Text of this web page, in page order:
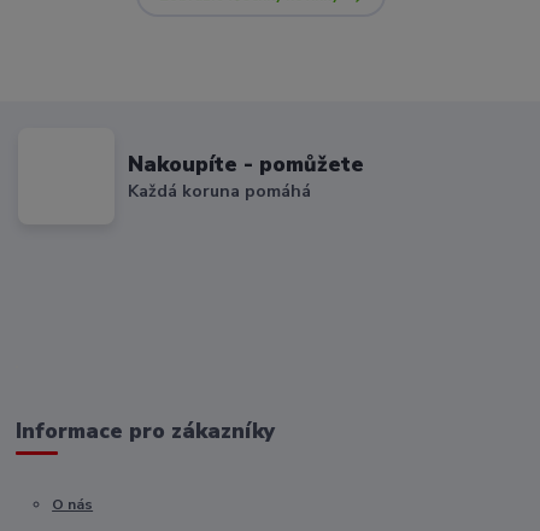
Nakoupíte - pomůžete
Každá koruna pomáhá
Informace pro zákazníky
O nás